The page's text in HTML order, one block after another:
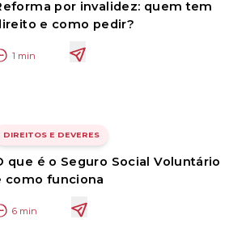
por invalidez: quem tem
e como pedir?
1 min
DIREITOS E DEVERES
que é o Seguro Social Voluntário
como funciona
6 min